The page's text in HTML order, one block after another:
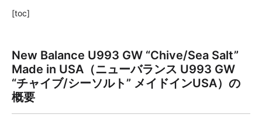
[toc]
New Balance U993 GW “Chive/Sea Salt”
Made in USA（ニューバランス U993 GW
“チャイブ/シーソルト” メイドインUSA） の
概要